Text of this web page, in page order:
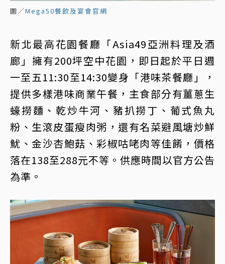
圖／Mega50餐飲及宴會官網
新北最高花園餐廳「Asia49亞洲料理及酒
廊」擁有200坪空中花園，即日起於平日週
一至五11:30至14:30變身「港味茶餐廳」，
提供多樣港味商業午餐，主食部分有薑蔥生
蠔撈麵、乾炒牛河、豬扒撈丁、葡式魚丸
粉、生滾皮蛋瘦肉粥，還有名菜避風塘炒鮮
魷、金沙杏鮑菇、彩椒咕咾肉等佳餚，價格
落在138至288元不等。供應時間以官方公告
為準。